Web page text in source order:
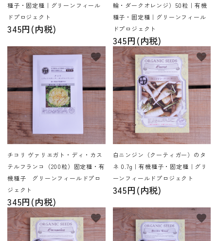
種子・固定種｜グリーンフィール
ドプロジェクト
345円(内税)
輪・ダークオレンジ）50粒｜有機
種子・固定種｜グリーンフィール
ドプロジェクト
345円(内税)
チコリ ヴァリエガト・ディ・カス
テルフランコ（200粒）固定種・有
機種子 グリーンフィールドプロ
ジェクト
345円(内税)
favorite
白ニンジン（クーティガー）のタ
ネ 0.7g｜有機種子・固定種｜グリ
ーンフィールドプロジェクト
345円(内税)
favorite
favorite favorite